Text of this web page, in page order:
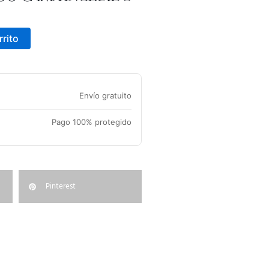
280,00 €.Envío gratuito
Pago 100% protegido
Pinterest